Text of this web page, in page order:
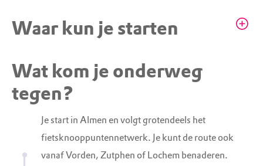
Staringkoepel
Waar kun je starten
STARTPUNT
Restaurant De Hoofdige Boer
Dorpsstraat 38, 7218 AH Almen (GD)
Wat kom je onderweg
tegen?
Je start in Almen en volgt grotendeels het
fietsknooppuntennetwerk. Je kunt de route ook
vanaf Vorden, Zutphen of Lochem benaderen.